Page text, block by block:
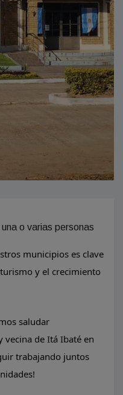
municipios es clave
y el crecimiento
saludar
vecina de Itá Ibaté en
trabajando juntos